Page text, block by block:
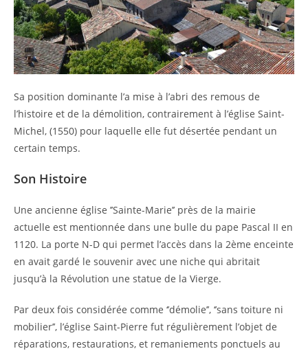
Sa position dominante l’a mise à l’abri des remous de
l’histoire et de la démolition, contrairement à l’église Saint-
Michel, (1550) pour laquelle elle fut désertée pendant un
certain temps.
Son Histoire
Une ancienne église ’’Sainte-Marie’’ près de la mairie
actuelle est mentionnée dans une bulle du pape Pascal II en
1120. La porte N-D qui permet l’accès dans la 2ème enceinte
en avait gardé le souvenir avec une niche qui abritait
jusqu’à la Révolution une statue de la Vierge.
Par deux fois considérée comme ‘’démolie’’, ‘’sans toiture ni
mobilier’’, l’église Saint-Pierre fut régulièrement l’objet de
réparations, restaurations, et remaniements ponctuels au